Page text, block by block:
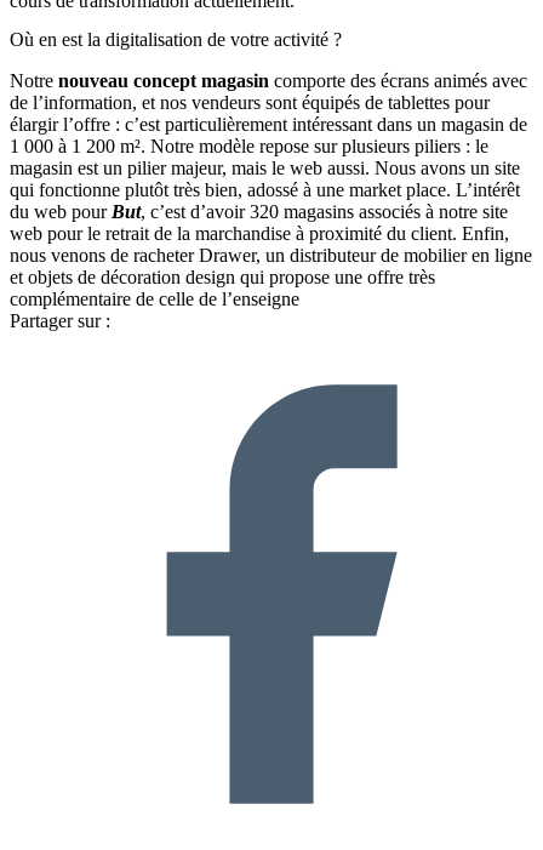
Où en est la digitalisation de votre activité ?
Notre nouveau concept magasin comporte des écrans animés avec
de l’information, et nos vendeurs sont équipés de tablettes pour
élargir l’offre : c’est particulièrement intéressant dans un magasin de
1 000 à 1 200 m². Notre modèle repose sur plusieurs piliers : le
magasin est un pilier majeur, mais le web aussi. Nous avons un site
qui fonctionne plutôt très bien, adossé à une market place. L’intérêt
du web pour But, c’est d’avoir 320 magasins associés à notre site
web pour le retrait de la marchandise à proximité du client. Enfin,
nous venons de racheter Drawer, un distributeur de mobilier en ligne
et objets de décoration design qui propose une offre très
complémentaire de celle de l’enseigne
Partager sur :